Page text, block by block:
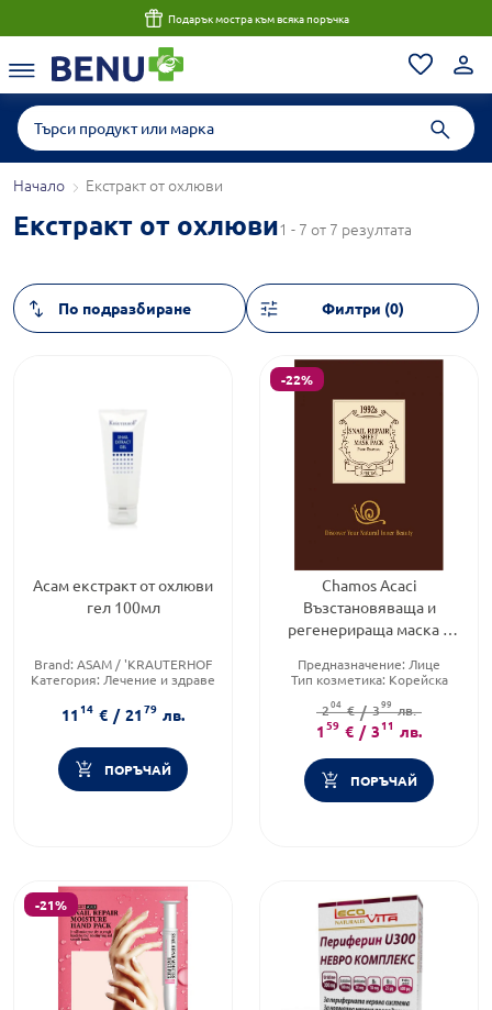
Подарък мостра към всяка поръчка
Начало Екстракт от охлюви
Екстракт от охлюви1 - 7 от 7 резултата
Филтри (0)
Асам екстракт от охлюви
гел 100мл
Brand: ASAM / 'KRAUTERHOF
Категория: Лечение и здраве
1114 € / 2179 лв.
ПОРЪЧАЙ
-22%
Chamos Acaci
Възстановяваща и
регенерираща маска с
Предназначение: Лице
Тип козметика: Корейска
Тип продукт:Маска за лице
204€ / 399 лв.
159 € / 311 лв.
ПОРЪЧАЙ
-21%